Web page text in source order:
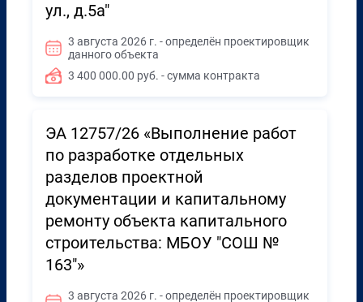
ул., д.5а"
3 августа 2026 г. - определён проектировщик
данного объекта
3 400 000.00 руб. - сумма контракта
ЭА 12757/26 «Выполнение работ
по разработке отдельных
разделов проектной
документации и капитальному
ремонту объекта капитального
строительства: МБОУ "СОШ №
163"»
3 августа 2026 г. - определён проектировщик